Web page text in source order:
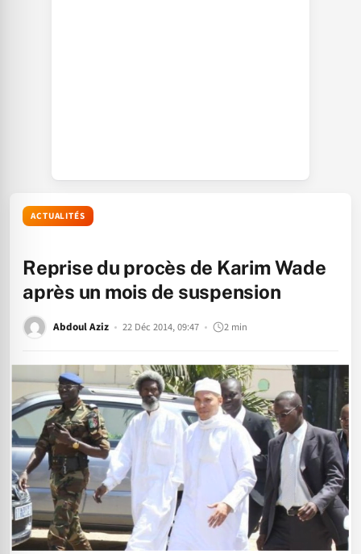
ACTUALITÉS
Reprise du procès de Karim Wade
après un mois de suspension
Abdoul Aziz 22 Déc 2014, 09:47 2 min